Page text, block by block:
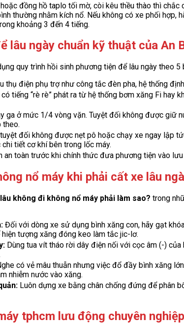
đồng hồ taplo tối mờ, còi kêu thều thào thì
thường nhằm kích nổ. Nếu không có xe phối
khoảng 3 đến 4 tiếng.
lâu ngày chuẩn kỹ thuật của An
quy trình hồi sinh phương tiện để lâu ngày theo
thụ điện phụ trợ như công tắc đèn pha, hệ thống
tiếng “rè rè” phát ra từ hệ thống bơm xăng Fi
ga ở mức 1/4 vòng vặn. Tuyệt đối không được giữ
theo.
đối không được nẹt pô hoặc chạy xe ngay lập
tiết cơ khí bên trong lốc máy.
an toàn trước khi chính thức đưa phương tiện vào
nổ máy khi phải cất xe lâu
không đi không nổ máy phải làm sao? trong
Đối với dòng xe sử dụng bình xăng con, hãy gạt
tượng xăng đóng keo làm tắc jic-lơ.
Dùng tua vít tháo rời dây điện nối với cọc âm (-)
có vẻ mâu thuẫn nhưng việc đổ đầy bình xăng
nhiễm nước vào xăng.
Luôn dựng xe bằng chân chống đứng để phân
tphcm lưu động chuyên